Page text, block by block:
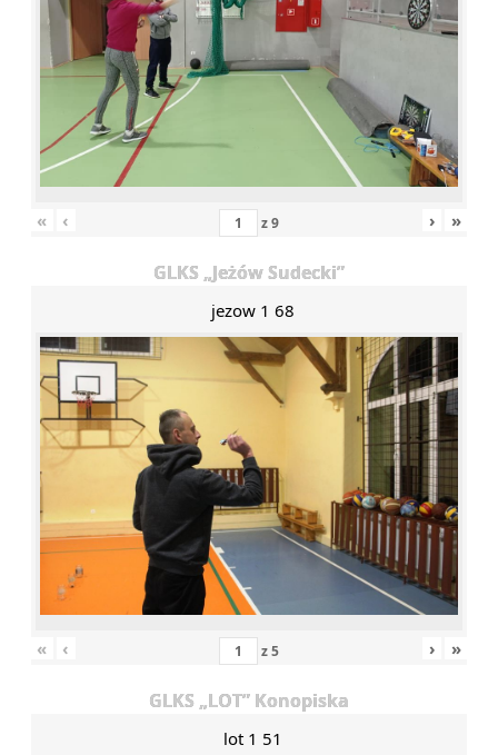
« ‹ z9 › »
GLKS „Jeżów Sudecki”
jezow 1 68
« ‹ z5 › »
GLKS „LOT” Konopiska
lot 1 51